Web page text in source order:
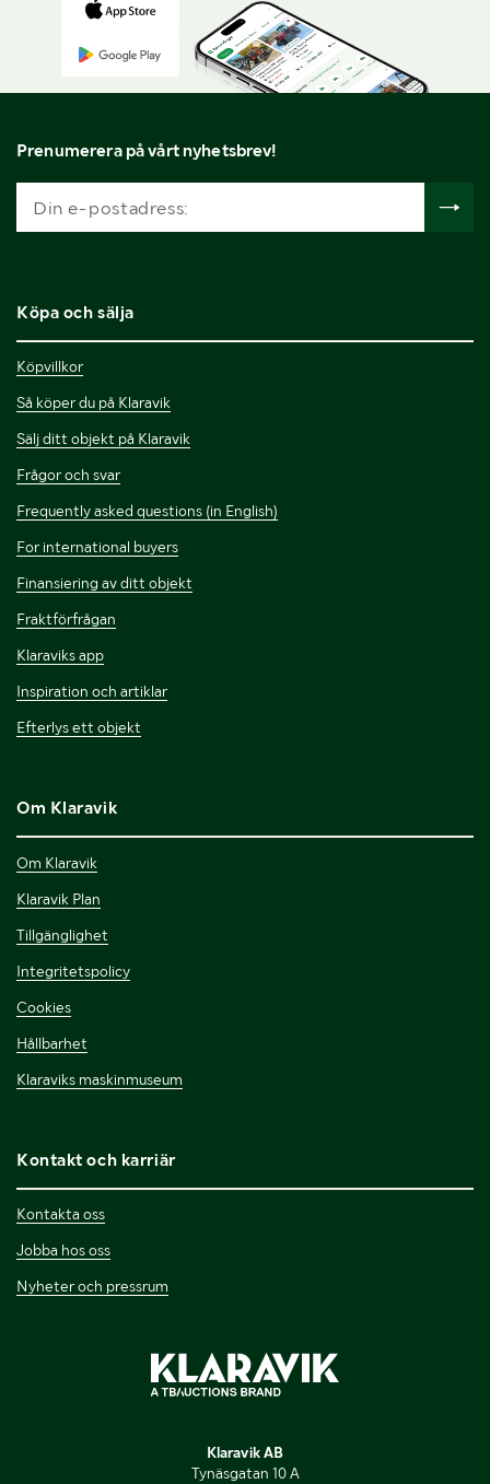
Prenumerera på vårt nyhetsbrev!
Köpa och sälja
Köpvillkor
Så köper du på Klaravik
Sälj ditt objekt på Klaravik
Frågor och svar
Frequently asked questions (in English)
For international buyers
Finansiering av ditt objekt
Fraktförfrågan
Klaraviks app
Inspiration och artiklar
Efterlys ett objekt
Om Klaravik
Om Klaravik
Klaravik Plan
Tillgänglighet
Integritetspolicy
Cookies
Hållbarhet
Klaraviks maskinmuseum
Kontakt och karriär
Kontakta oss
Jobba hos oss
Nyheter och pressrum
Klaravik AB
Tynäsgatan 10 A